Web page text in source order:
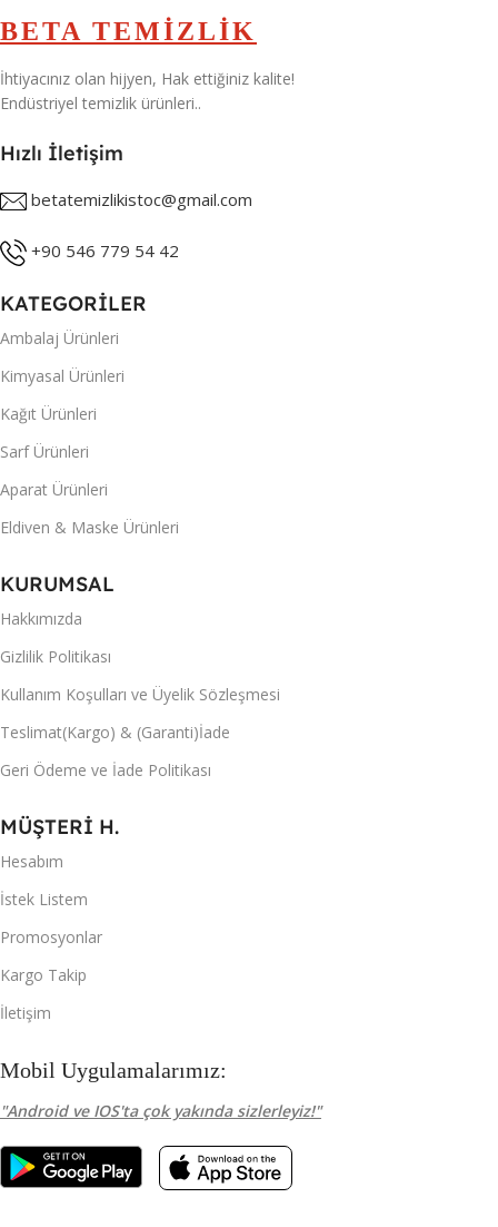
BETA TEMİZLİK
İhtiyacınız olan hijyen, Hak ettiğiniz kalite!
Endüstriyel temizlik ürünleri..
Hızlı İletişim
betatemizlikistoc@gmail.com
+90 546 779 54 42
KATEGORİLER
Ambalaj Ürünleri
Kimyasal Ürünleri
Kağıt Ürünleri
Sarf Ürünleri
Aparat Ürünleri
Eldiven & Maske Ürünleri
KURUMSAL
Hakkımızda
Gizlilik Politikası
Kullanım Koşulları ve Üyelik Sözleşmesi
Teslimat(Kargo) & (Garanti)İade
Geri Ödeme ve İade Politikası
MÜŞTERİ H.
Hesabım
İstek Listem
Promosyonlar
Kargo Takip
İletişim
Mobil Uygulamalarımız:
"Android ve IOS'ta çok yakında sizlerleyiz!"